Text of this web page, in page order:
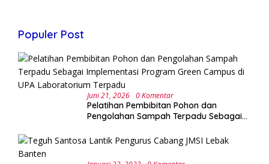
Populer Post
Juni 21, 2026 0 Komentar
Pelatihan Pembibitan Pohon dan
Pengolahan Sampah Terpadu Sebagai
UPA Laboratorium Terpadu